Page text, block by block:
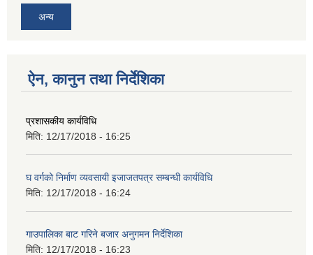
अन्य
ऐन, कानुन तथा निर्देशिका
प्रशासकीय कार्यविधि
मिति: 12/17/2018 - 16:25
घ वर्गको निर्माण व्यवसायी इजाजतपत्र सम्बन्धी कार्यविधि
मिति: 12/17/2018 - 16:24
गाउपालिका बाट गरिने बजार अनुगमन निर्देशिका
मिति: 12/17/2018 - 16:23